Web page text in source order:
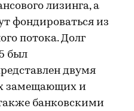
лизинга, а
фондироваться из
потока. Долг
был
двумя
замещающих и
банковскими